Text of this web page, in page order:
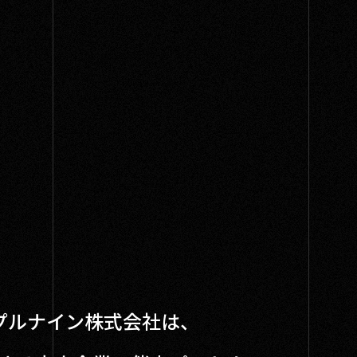
ナイン株式会社は、